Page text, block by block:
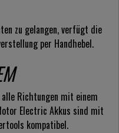
zu gelangen, verfügt die
per Handhebel.
Richtungen mit einem
Electric Akkus sind mit
kompatibel.